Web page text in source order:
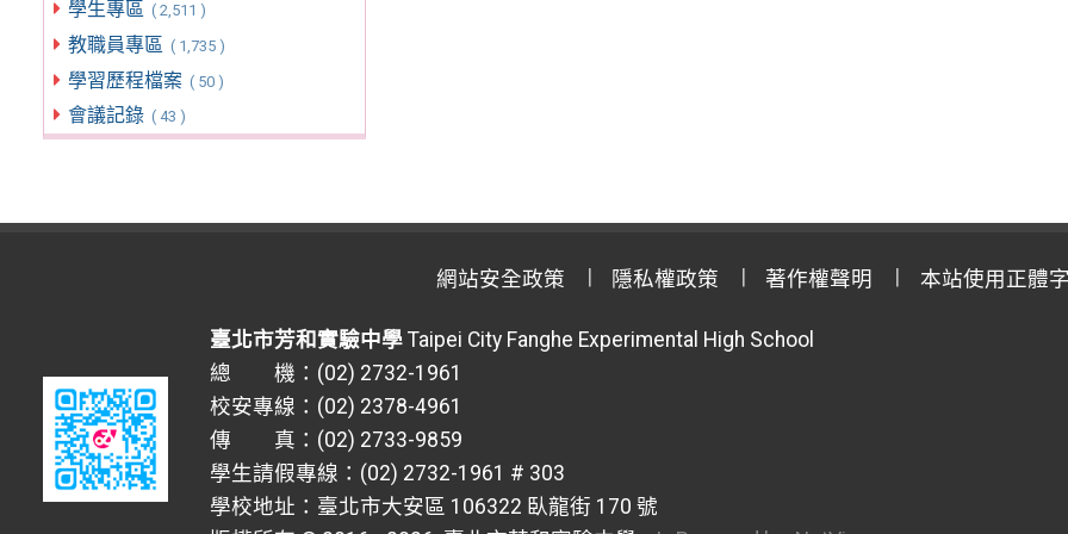
學生專區 ( 2,511 )
教職員專區 ( 1,735 )
學習歷程檔案 ( 50 )
會議記錄 ( 43 )
網站安全政策 隱私權政策 著作權聲明 本站使用正體
臺北市芳和實驗中學 Taipei City Fanghe Experimental High School
總 機：(02) 2732-1961
校安專線：(02) 2378-4961
傳 真：(02) 2733-9859
學生請假專線：(02) 2732-1961 # 303
學校地址：臺北市大安區 106322 臥龍街 170 號